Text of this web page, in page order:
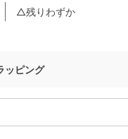
△残りわずか
ッピング